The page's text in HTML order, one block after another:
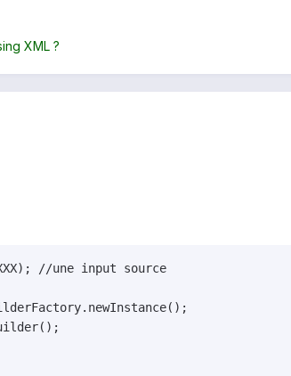
XML ?
//une input source